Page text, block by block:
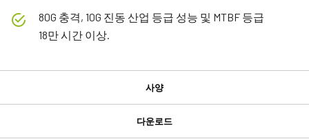
80G 충격, 10G 진동 산업 등급 성능 및 MTBF 등급
18만 시간 이상.
사양
다운로드